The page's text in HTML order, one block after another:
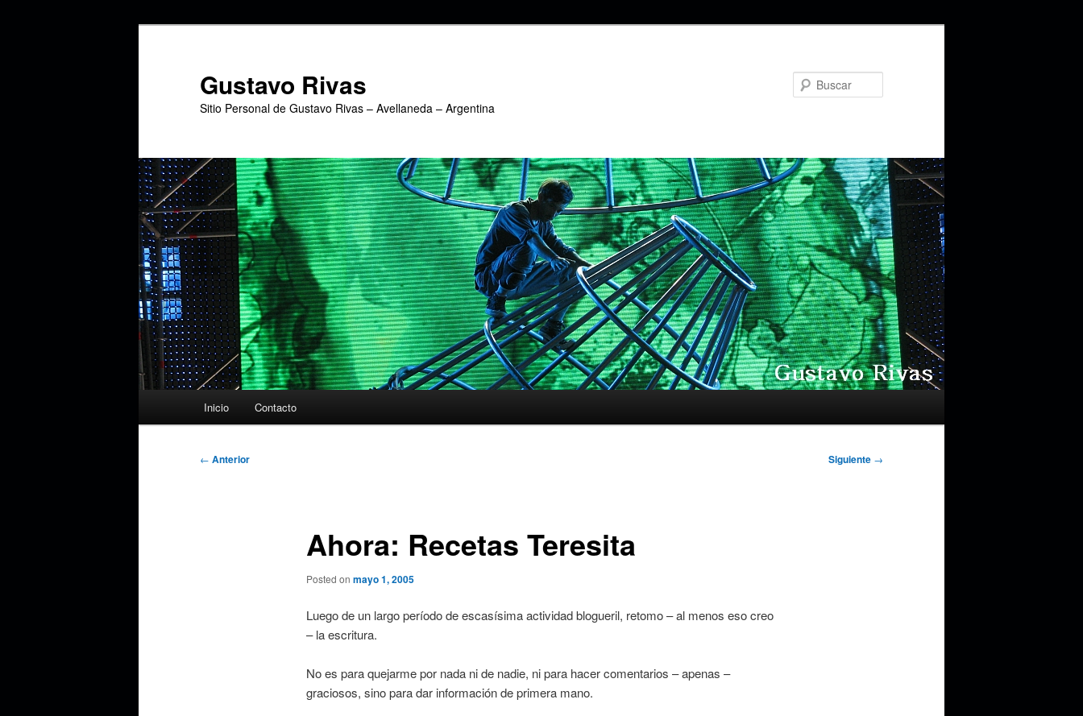
Gustavo Rivas
Sitio Personal de Gustavo Rivas – Avellaneda – Argentina
Inicio Contacto
Navegación
← Anterior Siguiente →
Ahora: Recetas Teresita
Posted on mayo 1, 2005
Luego de un largo período de escasísima actividad blogueril, retomo – al menos eso creo
– la escritura.
No es para quejarme por nada ni de nadie, ni para hacer comentarios – apenas –
graciosos, sino para dar información de primera mano.